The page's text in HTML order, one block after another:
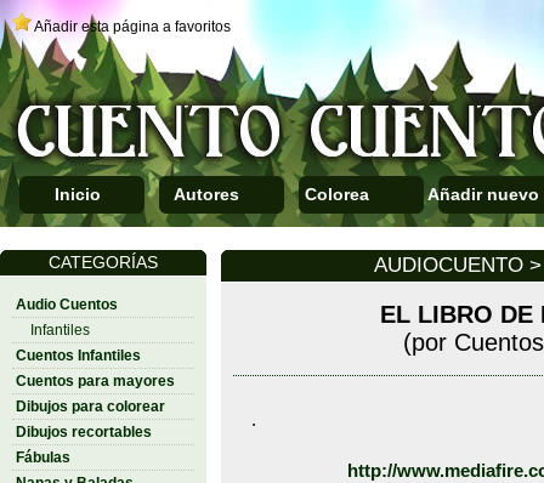
Añadir esta página a favoritos
Inicio Autores Colorea Añadir nuevo
CATEGORÍAS
Audio Cuentos
Infantiles
Cuentos Infantiles
Cuentos para mayores
Dibujos para colorear
Dibujos recortables
Fábulas
AUDIOCUENTO
EL LIBRO DE
(por
.
http://